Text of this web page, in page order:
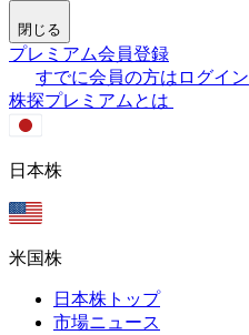
閉じる
プレミアム会員登録
すでに会員の方はログイン
株探プレミアムとは
日本株
米国株
日本株トップ
市場ニュース